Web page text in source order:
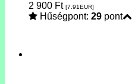
2 900 Ft [7.91EUR]
Hűségpont: 29 pont